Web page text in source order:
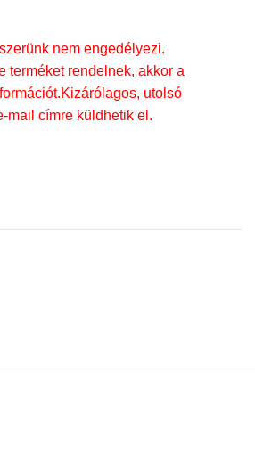
nem engedélyezi.
terméket rendelnek, akkor a
utolsó
mail címre küldhetik el.